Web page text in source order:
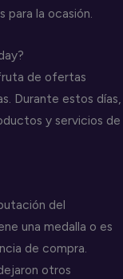
para la ocasión.
de ofertas
Durante estos días,
y servicios de
del
una medalla o es
de compra.
otros